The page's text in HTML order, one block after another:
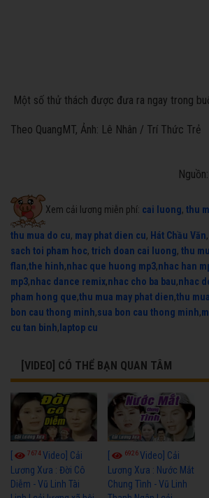
Một số thử thách được đưa ra ngay trong
Theo QuangMT, Ảnh: Lê Nhân / Trí Thức Trẻ
Xem cải lương miễn phí: cai luong, thu
thu mua do cu, may phat dien cu, Hát Chầu Văn,
sach toi pham hoc, trich doan cai luong, thu
flan,the hinh,nhac que huong mp3,nhac han
mp3,nhac dance remix,nhac cho ba bau,nhac
pham hong que,thu mua may phat dien,thu
bon cau thong minh,sua bon cau thong minh,
cu tan binh, laptop cu
[VIDEO] CÓ THỂ BẠN QUAN TÂM
7674Video] Cải
Lương Xưa : Đời Cô
Diễm - Vũ Linh Tài
6926Video] Cải
Lương Xưa : Nước Mắt
Chung Tình - Vũ Linh